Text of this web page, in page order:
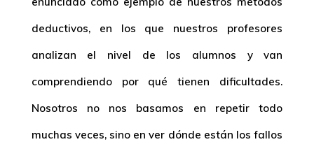
deductivos, en los que nuestros profesores
analizan el nivel de los alumnos y van
comprendiendo por qué tienen dificultades.
Nosotros no nos basamos en repetir todo
muchas veces, sino en ver dónde están los fallos